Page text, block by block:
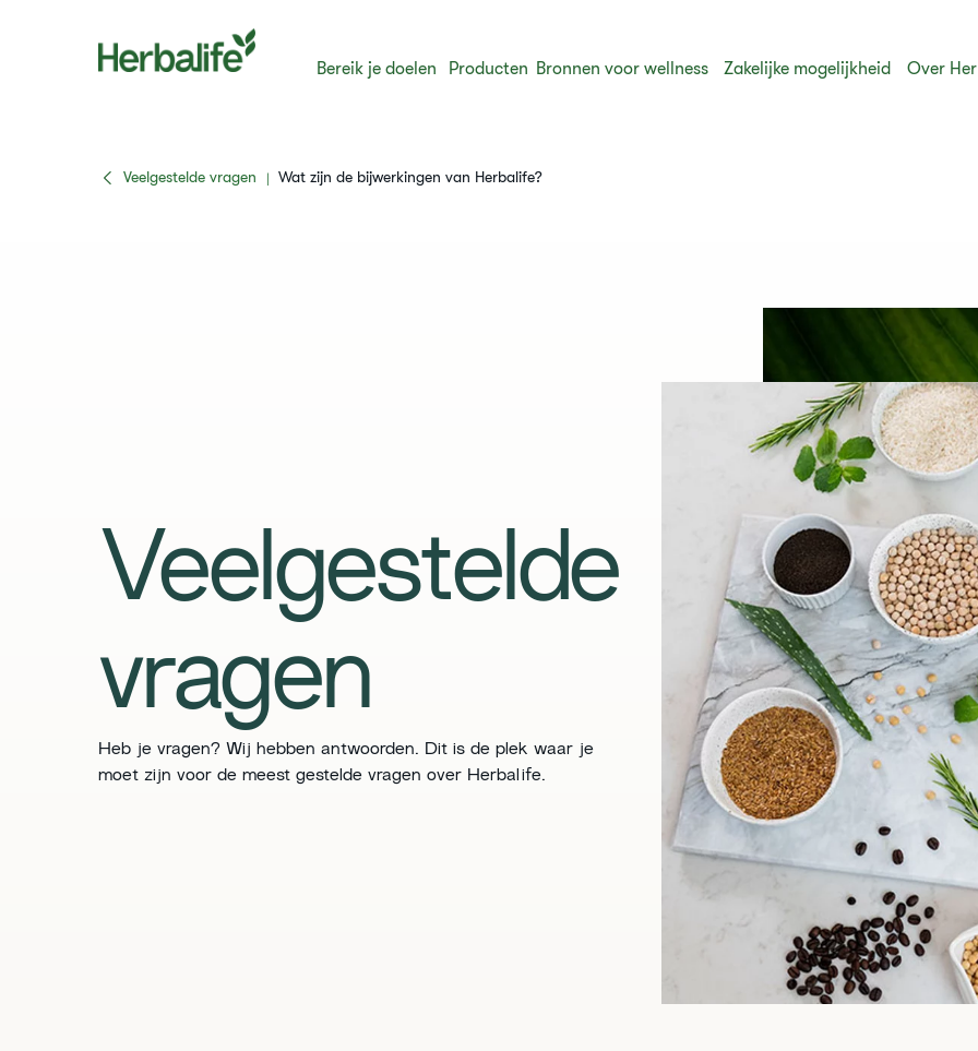
Bereik je doelen Producten Bronnen voor wellness Zakelijke mogelijkheid Over
Veelgestelde vragen | ​​Wat zijn de bijwerkingen van Herbalife?
Veelgestelde
vragen
Heb je vragen? Wij hebben antwoorden. Dit is de plek waar je
moet zijn voor de meest gestelde vragen over Herbalife.